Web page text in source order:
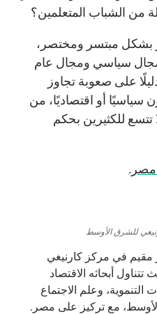
من الشباب المتعلمين؟
بشكل مبتسر ومختصر،
سياسي ومجال عام
على صعوبة تجاوز
سياسيًا أو اقتصاديًا، من
تتسع للكثيرين بحكم
مصر.
للشرق الأوسط
مقيم في مركز كارنيغي
أبحاثه الاقتصاد
التنموية، وعلم الاجتماع
مع تركيز على مصر.